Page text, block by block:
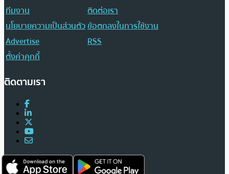
ทีมงาน
ติดต่อเรา
นโยบายความเป็นส่วนตัวข้อตกลงในการใช้งาน
Advertise
RSS
ตั้งค่าคุกกี้
ติดตามเรา